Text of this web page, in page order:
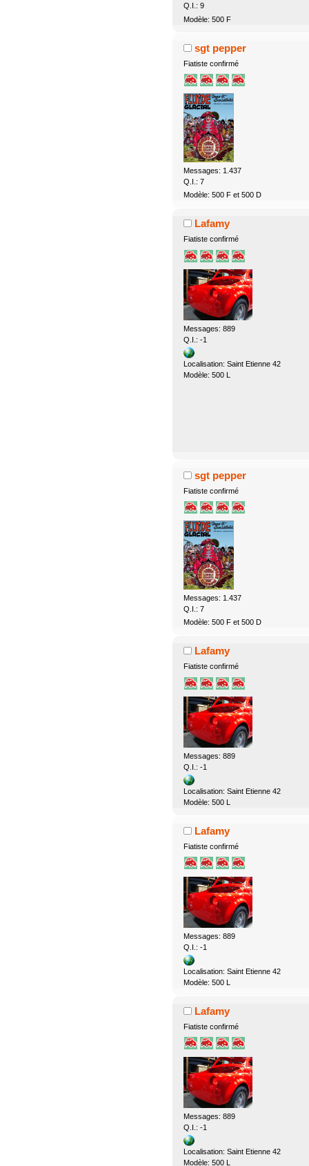
Q.I.: 9
Modèle: 500 F
sgt pepper
Fiatiste confirmé
Messages: 1.437
Q.I.: 7
Modèle: 500 F et 500 D
Lafamy
Fiatiste confirmé
Messages: 889
Q.I.: -1
Localisation: Saint Etienne 42
Modèle: 500 L
sgt pepper
Fiatiste confirmé
Messages: 1.437
Q.I.: 7
Modèle: 500 F et 500 D
Lafamy
Fiatiste confirmé
Messages: 889
Q.I.: -1
Localisation: Saint Etienne 42
Modèle: 500 L
Lafamy
Fiatiste confirmé
Messages: 889
Q.I.: -1
Localisation: Saint Etienne 42
Modèle: 500 L
Lafamy
Fiatiste confirmé
Messages: 889
Q.I.: -1
Localisation: Saint Etienne 42
Modèle: 500 L